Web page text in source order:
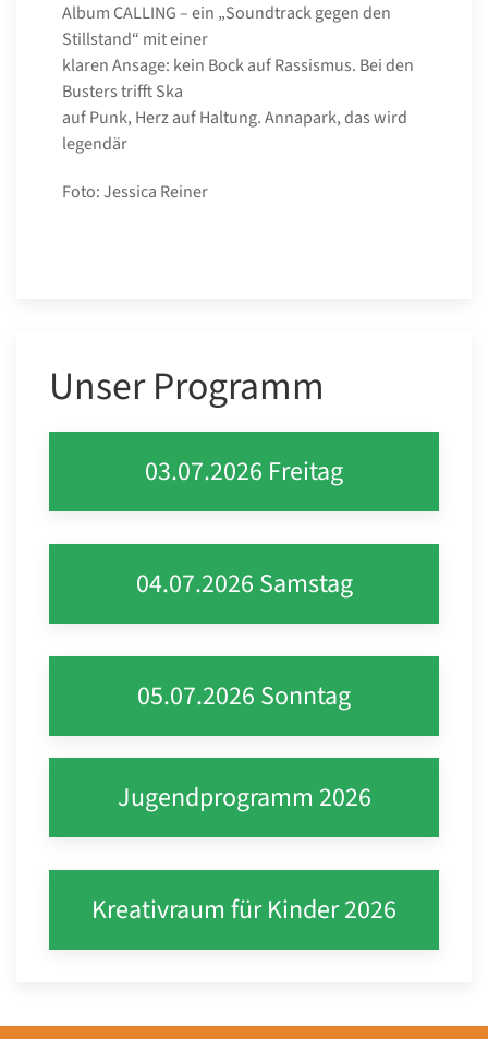
Album CALLING – ein „Soundtrack gegen den
Stillstand“ mit einer
klaren Ansage: kein Bock auf Rassismus. Bei den
Busters trifft Ska
auf Punk, Herz auf Haltung. Annapark, das wird
legendär
Foto: Jessica Reiner
Unser Programm
03.07.2026 Freitag
04.07.2026 Samstag
05.07.2026 Sonntag
Jugendprogramm 2026
Kreativraum für Kinder 2026